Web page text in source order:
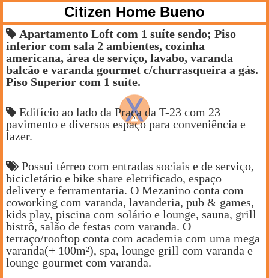
Citizen Home Bueno
Apartamento Loft com 1 suíte sendo; Piso
inferior com sala 2 ambientes, cozinha
americana, área de serviço, lavabo, varanda
balcão e varanda gourmet c/churrasqueira a gás.
Piso Superior com 1 suíte.
Edifício ao lado da Praça da T-23 com 23
pavimento e diversos espaço para conveniência e
lazer.
Possui térreo com entradas sociais e de serviço,
bicicletário e bike share eletrificado, espaço
delivery e ferramentaria. O Mezanino conta com
coworking com varanda, lavanderia, pub & games,
kids play, piscina com solário e lounge, sauna, grill
bistrô, salão de festas com varanda. O
terraço/rooftop conta com academia com uma mega
varanda(+ 100m²), spa, lounge grill com varanda e
lounge gourmet com varanda.